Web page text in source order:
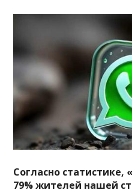
Согласно статистике,
79% жителей нашей